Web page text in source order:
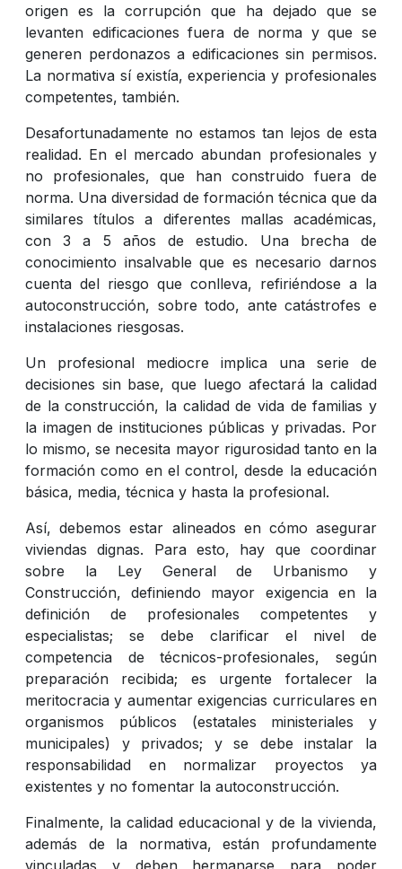
origen es la corrupción que ha dejado que se
levanten edificaciones fuera de norma y que se
generen perdonazos a edificaciones sin permisos.
La normativa sí existía, experiencia y profesionales
competentes, también.
Desafortunadamente no estamos tan lejos de esta
realidad. En el mercado abundan profesionales y
no profesionales, que han construido fuera de
norma. Una diversidad de formación técnica que da
similares títulos a diferentes mallas académicas,
con 3 a 5 años de estudio. Una brecha de
conocimiento insalvable que es necesario darnos
cuenta del riesgo que conlleva, refiriéndose a la
autoconstrucción, sobre todo, ante catástrofes e
instalaciones riesgosas.
Un profesional mediocre implica una serie de
decisiones sin base, que luego afectará la calidad
de la construcción, la calidad de vida de familias y
la imagen de instituciones públicas y privadas. Por
lo mismo, se necesita mayor rigurosidad tanto en la
formación como en el control, desde la educación
básica, media, técnica y hasta la profesional.
Así, debemos estar alineados en cómo asegurar
viviendas dignas. Para esto, hay que coordinar
sobre la Ley General de Urbanismo y
Construcción, definiendo mayor exigencia en la
definición de profesionales competentes y
especialistas; se debe clarificar el nivel de
competencia de técnicos-profesionales, según
preparación recibida; es urgente fortalecer la
meritocracia y aumentar exigencias curriculares en
organismos públicos (estatales ministeriales y
municipales) y privados; y se debe instalar la
responsabilidad en normalizar proyectos ya
existentes y no fomentar la autoconstrucción.
Finalmente, la calidad educacional y de la vivienda,
además de la normativa, están profundamente
vinculadas y deben hermanarse para poder